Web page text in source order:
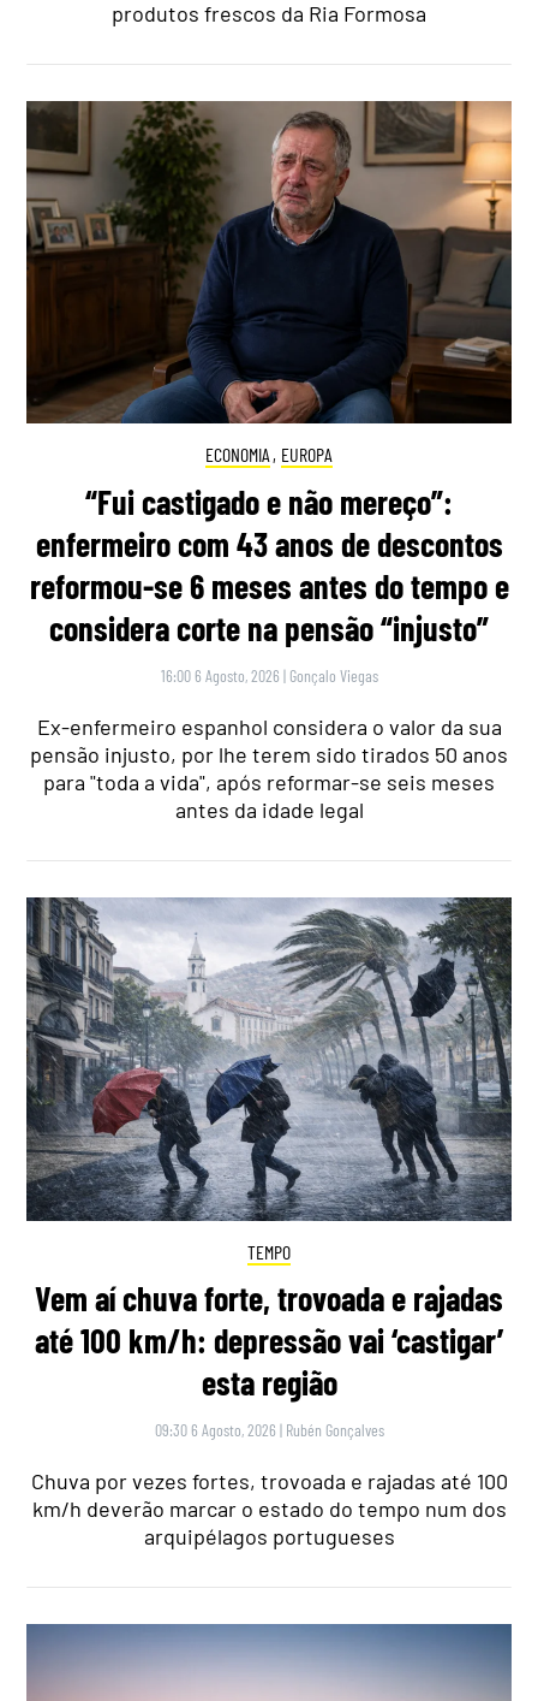
produtos frescos da Ria Formosa
ECONOMIA , EUROPA
“Fui castigado e não mereço”:
enfermeiro com 43 anos de descontos
reformou-se 6 meses antes do tempo e
considera corte na pensão “injusto”
16:00 6 Agosto, 2026 | Gonçalo Viegas
Ex-enfermeiro espanhol considera o valor da sua
pensão injusto, por lhe terem sido tirados 50 anos
para "toda a vida", após reformar-se seis meses
antes da idade legal
TEMPO
Vem aí chuva forte, trovoada e rajadas
até 100 km/h: depressão vai ‘castigar’
esta região
09:30 6 Agosto, 2026 | Rubén Gonçalves
Chuva por vezes fortes, trovoada e rajadas até 100
km/h deverão marcar o estado do tempo num dos
arquipélagos portugueses